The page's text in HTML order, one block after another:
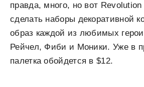
правда, много, но вот
сделать наборы декоративной
образ каждой из любимых
Рейчел, Фиби и Моники. Уже в
палетка обойдется в $12.